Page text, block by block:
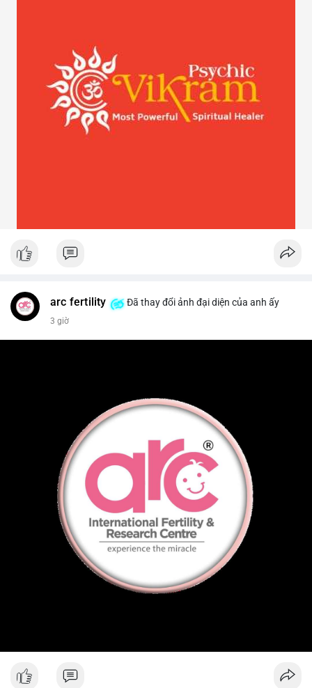
arc fertility Đã thay đổi ảnh đại diện của anh ấy
3 giờ